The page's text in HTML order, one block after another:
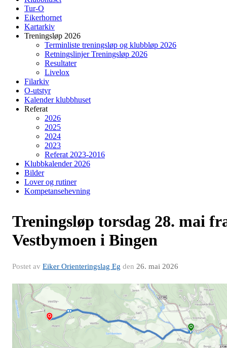
Tur-O
Eikerhornet
Kartarkiv
Treningsløp 2026
Terminliste treningsløp og klubbløp 2026
Retningslinjer Treningsløp 2026
Resultater
Livelox
Filarkiv
O-utstyr
Kalender klubbhuset
Referat
2026
2025
2024
2023
Referat 2023-2016
Klubbkalender 2026
Bilder
Lover og rutiner
Kompetansehevning
Treningsløp torsdag 28. mai
Vestbymoen i Bingen
Postet av Eiker Orienteringslag Eg den 26. mai 2026